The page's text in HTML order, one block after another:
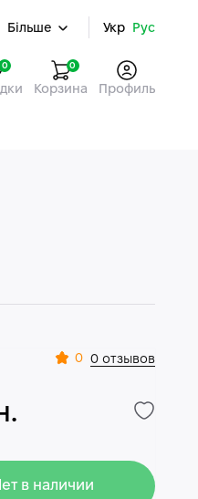
Більше Укр Рус
0 0
Корзина Профиль
0 0 отзывов
в наличии